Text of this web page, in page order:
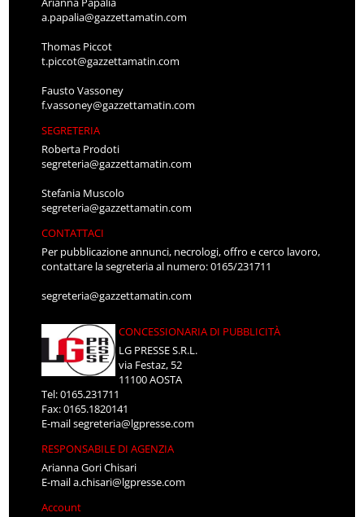
a.papalia@gazzettamatin.com
Thomas Piccot
t.piccot@gazzettamatin.com
Fausto Vassoney
f.vassoney@gazzettamatin.com
SEGRETERIA
Roberta Prodoti
segreteria@gazzettamatin.com
Stefania Muscolo
segreteria@gazzettamatin.com
CONTATTACI
Per pubblicazione annunci, necrologi, offro e cerco lavoro,
contattare la segreteria al numero: 0165/231711
segreteria@gazzettamatin.com
CONCESSIONARIA DI PUBBLICITÀ
LG PRESSE S.R.L.
via Festaz, 52
11100 AOSTA
Tel: 0165.231711
Fax: 0165.1820141
E-mailsegreteria@lgpresse.com
RESPONSABILE DI AGENZIA
Arianna Gori Chisari
E-maila.chisari@lgpresse.com
Account